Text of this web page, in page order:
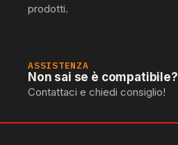
prodotti.
ASSISTENZA
Non sai se è compatibile?
Contattaci e chiedi consiglio!